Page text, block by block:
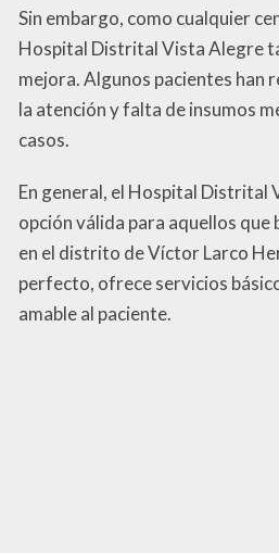
Sin embargo, como cualquier
Hospital Distrital Vista Alegre
mejora. Algunos pacientes han
la atención y falta de insumos
casos.
En general, el Hospital Distrital
opción válida para aquellos que
en el distrito de Víctor Larco
perfecto, ofrece servicios
amable al paciente.